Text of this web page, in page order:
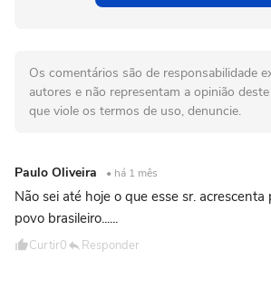
Os comentários são de responsabilidade
autores e não representam a opinião
que viole os termos de uso, denuncie.
Paulo Oliveira • há 1 mês
Não sei até hoje o que esse sr.
povo brasileiro......
Curtir0 Responder